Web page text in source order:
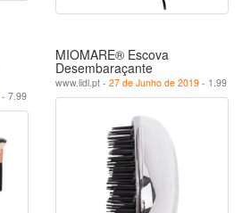
- 7.99
MIOMARE® Escova
Desembaraçante
www.lidl.pt - 27 de Junho de 2019 - 1.99